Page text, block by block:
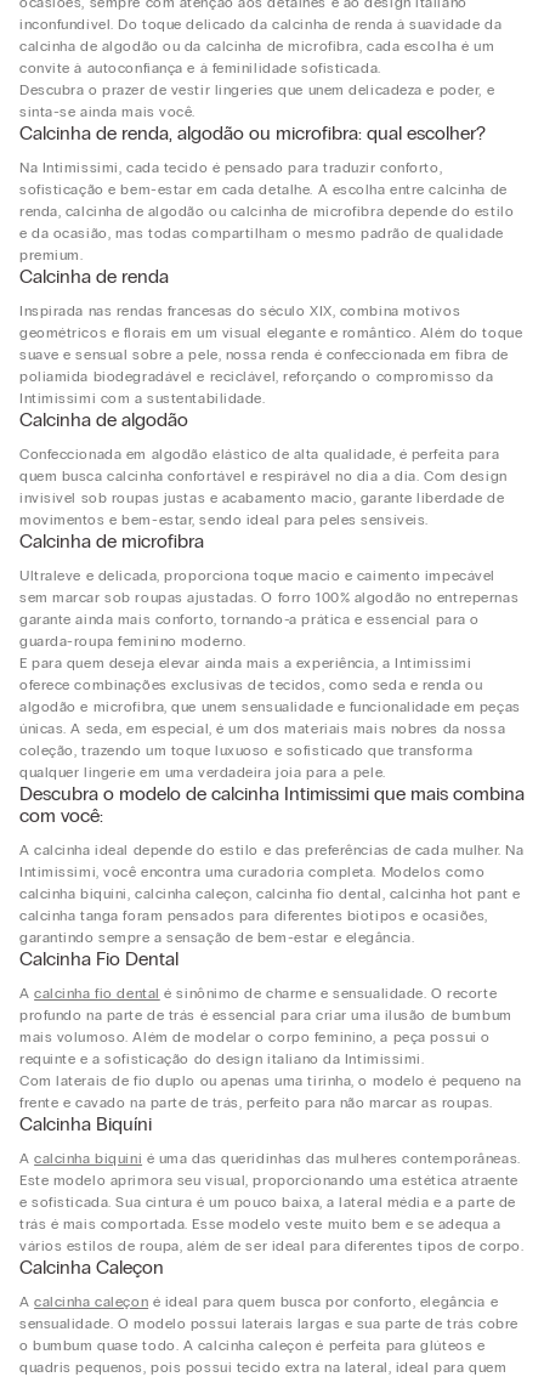
inconfundível. Do toque delicado da calcinha de renda à suavidade da
calcinha de algodão ou da calcinha de microfibra, cada escolha é um
convite à autoconfiança e à feminilidade sofisticada.
Descubra o prazer de vestir lingeries que unem delicadeza e poder, e
sinta-se ainda mais você.
Calcinha de renda, algodão ou microfibra: qual escolher?
Na Intimissimi, cada tecido é pensado para traduzir conforto,
sofisticação e bem-estar em cada detalhe. A escolha entre calcinha de
renda, calcinha de algodão ou calcinha de microfibra depende do estilo
e da ocasião, mas todas compartilham o mesmo padrão de qualidade
premium.
Calcinha de renda
Inspirada nas rendas francesas do século XIX, combina motivos
geométricos e florais em um visual elegante e romântico. Além do toque
suave e sensual sobre a pele, nossa renda é confeccionada em fibra de
poliamida biodegradável e reciclável, reforçando o compromisso da
Intimissimi com a sustentabilidade.
Calcinha de algodão
Confeccionada em algodão elástico de alta qualidade, é perfeita para
quem busca calcinha confortável e respirável no dia a dia. Com design
invisível sob roupas justas e acabamento macio, garante liberdade de
movimentos e bem-estar, sendo ideal para peles sensíveis.
Calcinha de microfibra
Ultraleve e delicada, proporciona toque macio e caimento impecável
sem marcar sob roupas ajustadas. O forro 100% algodão no entrepernas
garante ainda mais conforto, tornando-a prática e essencial para o
guarda-roupa feminino moderno.
E para quem deseja elevar ainda mais a experiência, a Intimissimi
oferece combinações exclusivas de tecidos, como seda e renda ou
algodão e microfibra, que unem sensualidade e funcionalidade em peças
únicas. A seda, em especial, é um dos materiais mais nobres da nossa
coleção, trazendo um toque luxuoso e sofisticado que transforma
qualquer lingerie em uma verdadeira joia para a pele.
Descubra o modelo de calcinha Intimissimi que mais combina
com você:
A calcinha ideal depende do estilo e das preferências de cada mulher. Na
Intimissimi, você encontra uma curadoria completa. Modelos como
calcinha biquíni, calcinha caleçon, calcinha fio dental, calcinha hot pant e
calcinha tanga foram pensados para diferentes biotipos e ocasiões,
garantindo sempre a sensação de bem-estar e elegância.
Calcinha Fio Dental
Acalcinha fio dental é sinônimo de charme e sensualidade. O recorte
profundo na parte de trás é essencial para criar uma ilusão de bumbum
mais volumoso. Além de modelar o corpo feminino, a peça possui o
requinte e a sofisticação do design italiano da Intimissimi.
Com laterais de fio duplo ou apenas uma tirinha, o modelo é pequeno na
frente e cavado na parte de trás, perfeito para não marcar as roupas.
Calcinha Biquíni
Acalcinha biquíni é uma das queridinhas das mulheres contemporâneas.
Este modelo aprimora seu visual, proporcionando uma estética atraente
e sofisticada. Sua cintura é um pouco baixa, a lateral média e a parte de
trás é mais comportada. Esse modelo veste muito bem e se adequa a
vários estilos de roupa, além de ser ideal para diferentes tipos de corpo.
Calcinha Caleçon
Acalcinha caleçon é ideal para quem busca por conforto, elegância e
sensualidade. O modelo possui laterais largas e sua parte de trás cobre
o bumbum quase todo. A calcinha caleçon é perfeita para glúteos e
quadris pequenos, pois possui tecido extra na lateral, ideal para quem